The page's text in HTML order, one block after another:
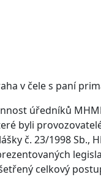
v čele s paní
úředníků
byli
č. 23/1998 Sb.,
celkový